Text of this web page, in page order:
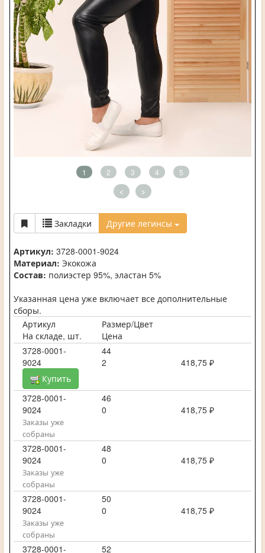
1 2 3 4 5
< >
Закладки Другие легинсы
Артикул: 3728-0001-9024
Материал: Экокожа
Состав: полиэстер 95%, эластан 5%
Указанная цена уже включает все дополнительные
сборы.
Артикул
Размер/Цвет
На складе, шт.
Цена
3728-0001-
9024
44
2
418,75 ₽
Купить
3728-0001-
9024
46
0
418,75 ₽
Заказы уже
собраны
3728-0001-
9024
48
0
418,75 ₽
Заказы уже
собраны
3728-0001-
9024
50
0
418,75 ₽
Заказы уже
собраны
3728-0001- 52